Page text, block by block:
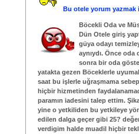
Bu otele yorum yazmak
Böcekli Oda ve
Dün Otele giriş
güya odayı
aynıydı. Önce
sonra bir oda
yatakta gezen Böceklerle
saat bu işlerle uğraşmama
hiçbir hizmetinden
paramın iadesini talep ettim.
yine o yetkiliden bu yetkileye
edilen dalga geçer gibi 25?
verdigim halde muadil hiçbir